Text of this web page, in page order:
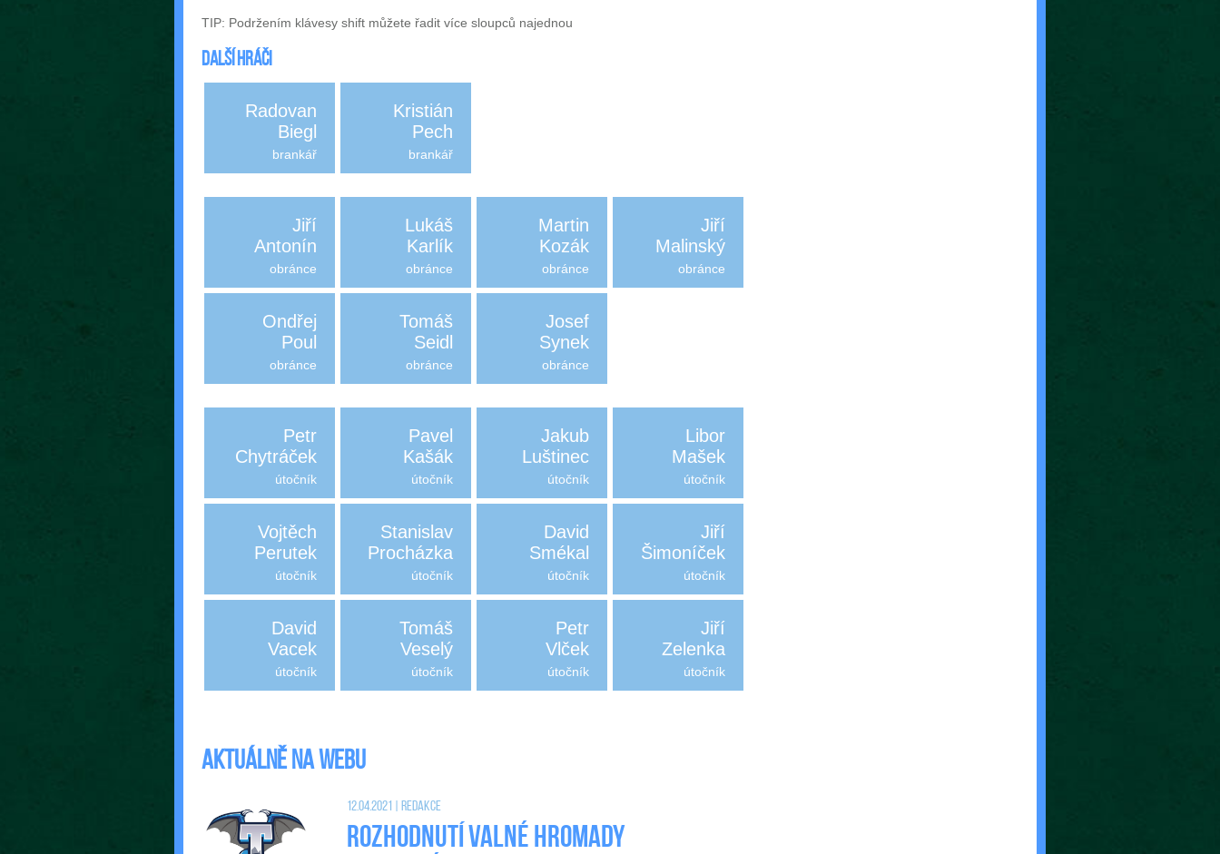
TIP: Podržením klávesy shift můžete řadit více sloupců najednou
Další hráči
Radovan
Biegl
brankář
Kristián
Pech
brankář
Jiří
Antonín
obránce
Lukáš
Karlík
obránce
Martin
Kozák
obránce
Jiří
Malinský
obránce
Ondřej
Poul
obránce
Tomáš
Seidl
obránce
Josef
Synek
obránce
Petr
Chytráček
útočník
Pavel
Kašák
útočník
Jakub
Luštinec
útočník
Libor
Mašek
útočník
Vojtěch
Perutek
útočník
Stanislav
Procházka
útočník
David
Smékal
útočník
Jiří
Šimoníček
útočník
David
Vacek
útočník
Tomáš
Veselý
útočník
Petr
Vlček
útočník
Jiří
Zelenka
útočník
Aktuálně na webu
12.04.2021 | Redakce
Rozhodnutí valné hromady